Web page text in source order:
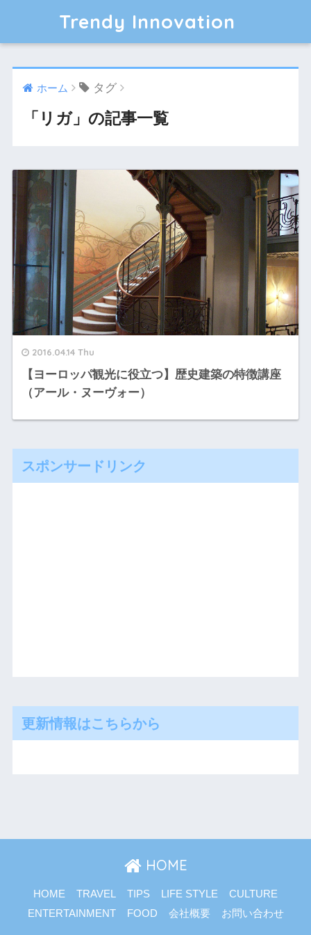
Trendy Innovation
ホーム タグ
「リガ」の記事一覧
2016.04.14 Thu
【ヨーロッパ観光に役立つ】歴史建築の特徴講座
（アール・ヌーヴォー）
スポンサードリンク
更新情報はこちらから
HOME
HOME TRAVEL TIPS LIFE STYLE
CULTURE
ENTERTAINMENT
FOOD 会社概要 お問い合わせ